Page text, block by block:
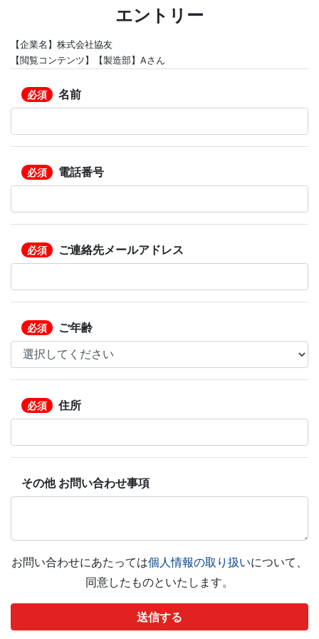
エントリー
【企業名】株式会社協友
【閲覧コンテンツ】【製造部】Aさん
必須 名前
必須 電話番号
必須 ご連絡先メールアドレス
必須 ご年齢
必須 住所
その他 お問い合わせ事項
お問い合わせにあたっては個人情報の取り扱いについて、
同意したものといたします。